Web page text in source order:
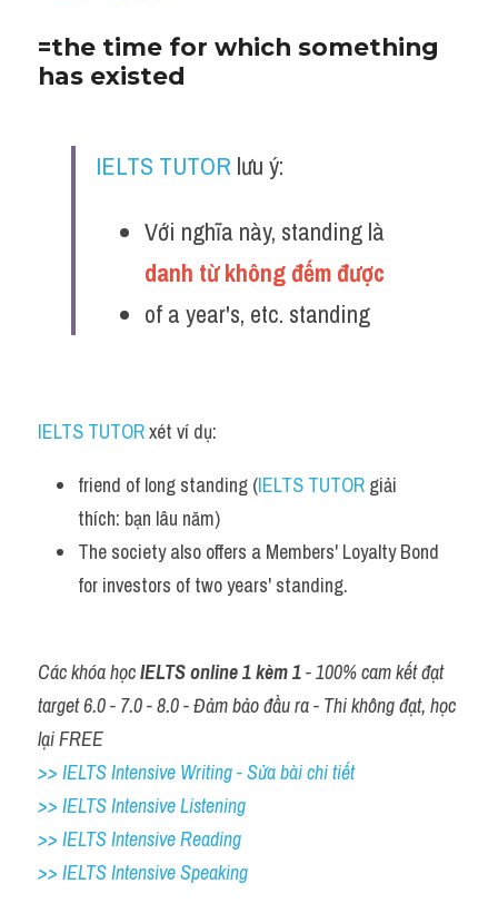
=the time for which something
has existed
IELTS TUTOR lưu ý:
danh từ không đếm được
of a year's, etc. standing
IELTS TUTOR xét ví dụ:
friend of long standing (IELTS TUTOR giải
thích: bạn lâu năm)
The society also offers a Members' Loyalty Bond
for investors of two years' standing.
Các khóa học IELTS online 1 kèm 1 - 100% cam kết đạt
target 6.0 - 7.0 - 8.0 - Đảm bảo đầu ra - Thi không đạt, học
lại FREE
>> IELTS Intensive Writing - Sửa bài chi tiết
>> IELTS Intensive Listening
>> IELTS Intensive Reading
>> IELTS Intensive Speaking